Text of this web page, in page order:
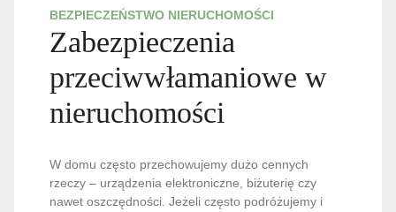
BEZPIECZEŃSTWO NIERUCHOMOŚCI
Zabezpieczenia
przeciwwłamaniowe w
nieruchomości
W domu często przechowujemy dużo cennych
rzeczy – urządzenia elektroniczne, biżuterię czy
nawet oszczędności. Jeżeli często podróżujemy i